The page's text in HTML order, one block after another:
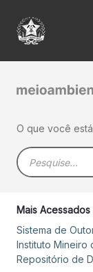
Pular para o
52ª
O que você
Barra de
Mais Acessados